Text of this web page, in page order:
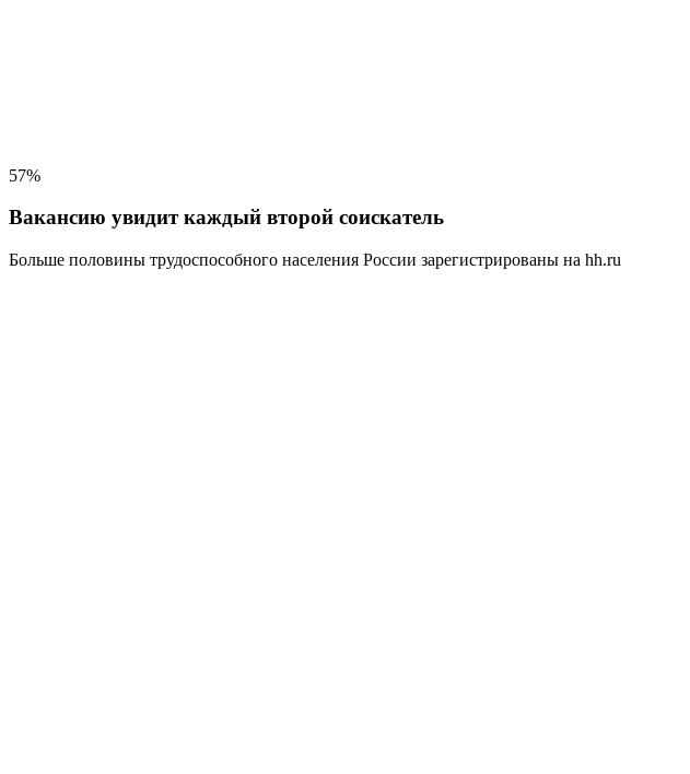
57%
Вакансию увидит каждый второй соискатель
Больше половины трудоспособного населения России зарегистрированы на hh.ru